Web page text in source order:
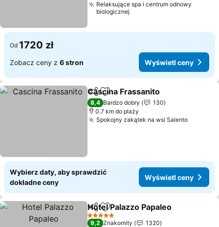
Relaksujące spa i centrum odnowy
biologicznej
Od 1720 zł
Zobacz ceny z 6 stron Wyświetl ceny
UdostępnijDodaj do ulubionych
Cascina Frassanito
8,4 Bardzo dobry
130
0.7 km do plaży
Spokojny zakątek na wsi Salento
Wybierz daty, aby sprawdzić
dokładne ceny
Wyświetl ceny
Udostępnij
Dodaj do ulubionych
Hotel Palazzo Papaleo
5 Kategoria
9,2 Znakomity
1320